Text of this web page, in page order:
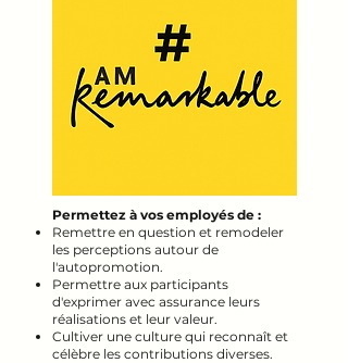
Permettez à vos employés de :
Remettre en question et remodeler
les perceptions autour de
l'autopromotion.
Permettre aux participants
d'exprimer avec assurance leurs
réalisations et leur valeur.
Cultiver une culture qui reconnaît et
célèbre les contributions diverses.